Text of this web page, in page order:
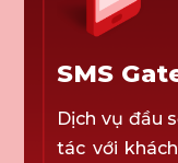
SMS
Dịch vụ đầu
tác với